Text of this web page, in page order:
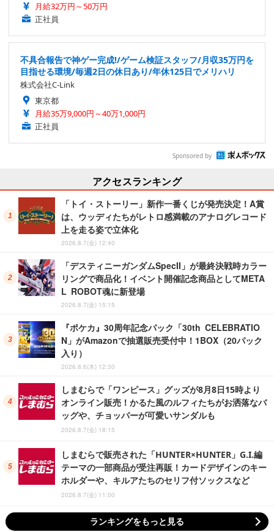
月給32万円～50万円
正社員
不具合報告で神ゲー完成!/ゲーム検証スタッフ/月収35万円を
目指せる環境/毎週2日の休日あり/年休125日でメリハリ
株式会社C-Link
東京都
月給35万9,000円～40万1,000円
正社員
Sponsored by
アクセスランキング
「トイ・ストーリー」新作一番くじが発売決定！A賞
は、ウッディたちがレトロ感満載のアナログレコード
上を走る姿で立体化
2026.8.7(金) 12:40
「デスティニーガンダムSpecII」が最終決戦時カラー
リングで商品化！イベント開催記念商品としてMETA
L ROBOT魂に新登場
2026.8.7(金) 15:15
『ポケカ』30周年記念パック「30th CELEBRATIO
N」がAmazonで抽選販売受付中！1BOX（20パック
入り）
2026.8.6(木) 12:30
しまむらで「ワンピース」グッズが8月8日15時より
オンライン販売！かるた風のルフィたちがお洒落なバ
ッグや、チョッパーが可愛いサンダルも
2026.8.7(金) 18:15
しまむらで販売された「HUNTER×HUNTER」G.I.編
テーマの一部商品が受注再販！カードデザインのキー
ホルダーや、キルアたちのセリフ付ソックスなど
2026.8.7(金) 11:00
ランキングをもっと見る